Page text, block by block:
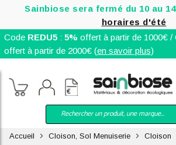
Sainbiose sera fermé du 10 au
horaires d'été
Code REDU5: 5% offert à partir de 1000€ /
offert à partir de 2000€ (en savoir plus)
Accueil Cloison, Sol Menuiserie
Cloison